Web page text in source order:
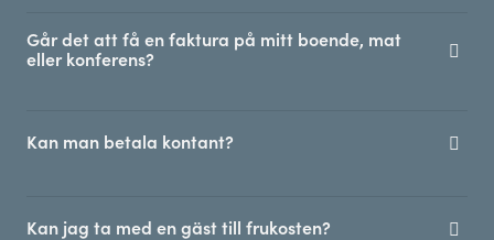
Går det att få en faktura på mitt boende, mat
eller konferens?
Kan man betala kontant?
Kan jag ta med en gäst till frukosten?